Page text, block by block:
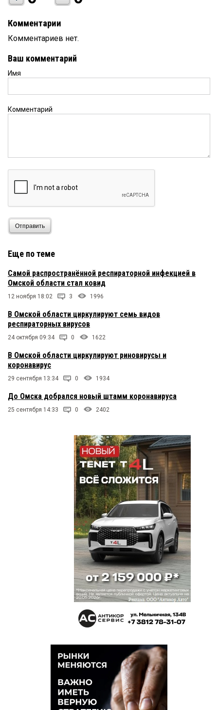
Комментарии
Комментариев нет.
Ваш комментарий
Имя
Комментарий
Отправить
Еще по теме
Самой распространённой респираторной инфекцией в
Омской области стал ковид
12 ноября 18:02 3 1996
В Омской области циркулируют семь видов
респираторных вирусов
24 октября 09:34 0 1622
В Омской области циркулируют риновирусы и
коронавирус
29 сентября 13:34 0 1934
До Омска добрался новый штамм коронавируса
25 сентября 14:33 0 2402